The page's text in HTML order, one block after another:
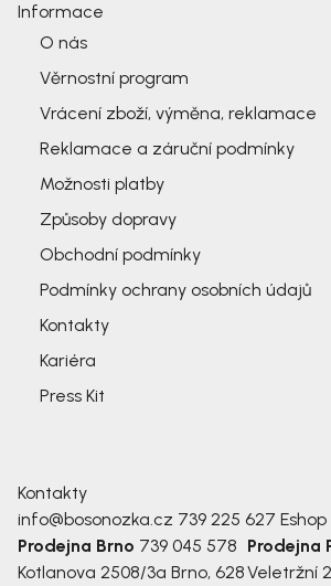
Informace
O nás
Věrnostní program
Vrácení zboží, výměna, reklamace
Reklamace a záruční podmínky
Možnosti platby
Způsoby dopravy
Obchodní podmínky
Podmínky ochrany osobních údajů
Kontakty
Kariéra
Press Kit
Kontakty
info@bosonozka.cz 739 225 627 Eshop
Prodejna Brno 739 045 578
Kotlanova 2508/3a Brno, 628
Prodejna
Veletržní